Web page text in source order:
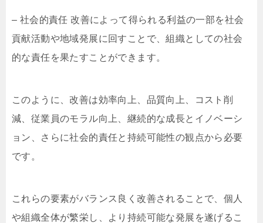
– 社会的責任 改善によって得られる利益の一部を社会
貢献活動や地域発展に回すことで、組織としての社会
的な責任を果たすことができます。
このように、改善は効率向上、品質向上、コスト削
減、従業員のモラル向上、継続的な成長とイノベーシ
ョン、さらに社会的責任と持続可能性の観点から必要
です。
これらの要素がバランス良く改善されることで、個人
や組織全体が繁栄し、より持続可能な発展を遂げるこ